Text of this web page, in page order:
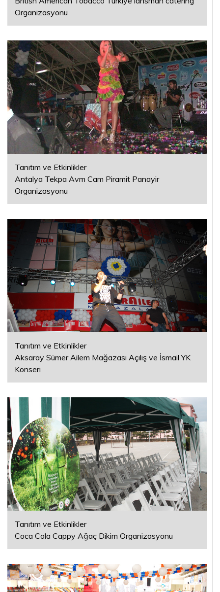
Organizasyonu
Tanıtım ve Etkinlikler
Antalya Tekpa Avm Cam Piramit Panayir
Organizasyonu
Tanıtım ve Etkinlikler
Aksaray Sümer Ailem Mağazası Açılış ve İsmail YK
Konseri
Tanıtım ve Etkinlikler
Coca Cola Cappy Ağaç Dikim Organizasyonu